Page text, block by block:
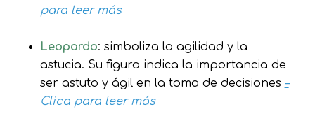
para leer más
Leopardo: simboliza la agilidad y la
astucia. Su figura indica la importancia de
ser astuto y ágil en la toma de decisiones –
Clica para leer más